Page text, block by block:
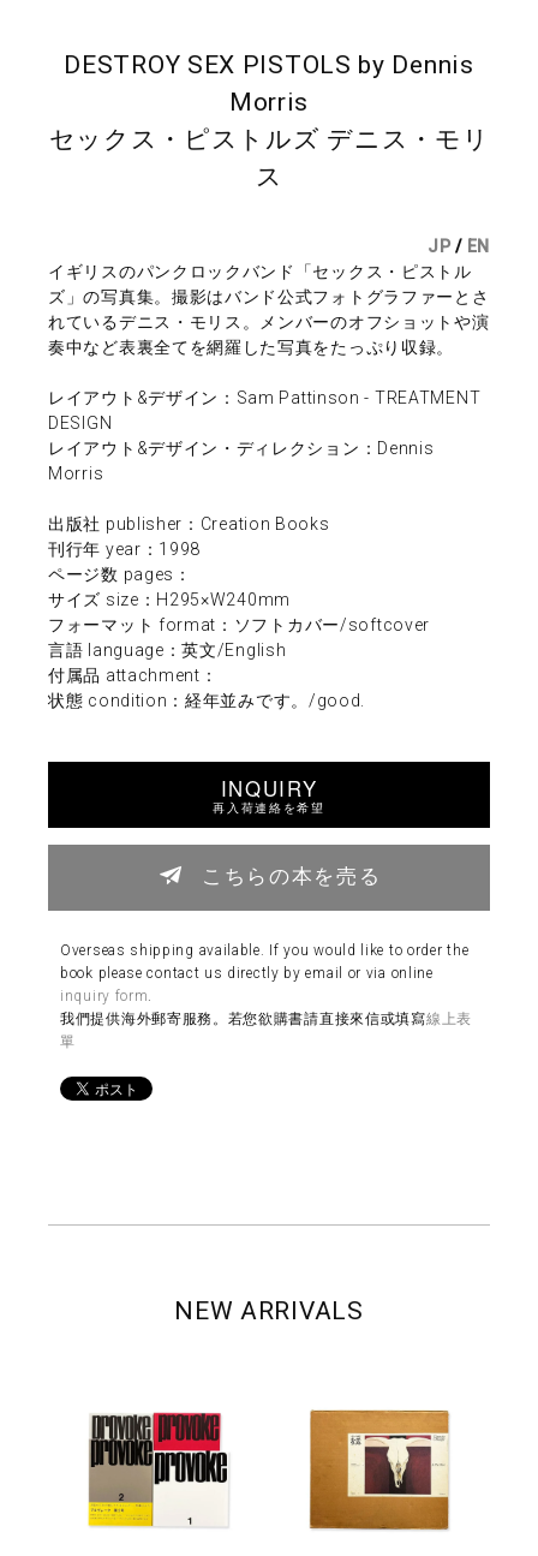
DESTROY SEX PISTOLS by Dennis
Morris
セックス・ピストルズ デニス・モリ
ス
JP / EN
イギリスのパンクロックバンド「セックス・ピストル
ズ」の写真集。撮影はバンド公式フォトグラファーとさ
れているデニス・モリス。メンバーのオフショットや演
奏中など表裏全てを網羅した写真をたっぷり収録。
レイアウト&デザイン：Sam Pattinson - TREATMENT
DESIGN
レイアウト&デザイン・ディレクション：Dennis
Morris
出版社 publisher：Creation Books
刊行年 year：1998
ページ数 pages：
サイズ size：H295×W240mm
フォーマット format：ソフトカバー/softcover
言語 language：英文/English
付属品 attachment：
状態 condition：経年並みです。/good.
INQUIRY
再入荷連絡を希望
こちらの本を売る
Overseas shipping available. If you would like to order the
book please contact us directly by email or via online
inquiry form
我們提供海外郵寄服務。若您欲購書請直接來信或填寫線上表
單
NEW ARRIVALS